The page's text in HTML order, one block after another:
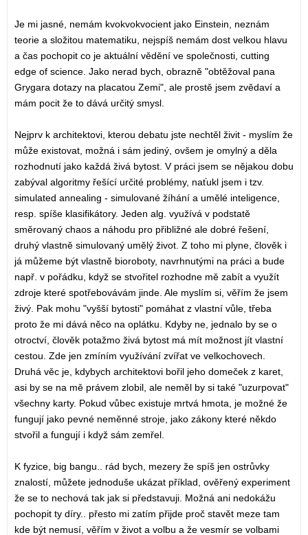
Je mi jasné, nemám kvokvokvocient jako Einstein, neznám
teorie a složitou matematiku, nejspíš nemám dost velkou hlavu
a čas pochopit co je aktuální vědění ve společnosti, cutting
edge of science. Jako nerad bych, obrazně "obtěžoval pana
Grygara dotazy na placatou Zemi", ale prostě jsem zvědaví a
mám pocit že to dává určitý smysl.
Nejprv k architektovi, kterou debatu jste nechtěl živit - myslím že
může existovat, možná i sám jediný, ovšem je omylný a děla
rozhodnutí jako každá živá bytost. V práci jsem se nějakou dobu
zabýval algoritmy řešící určité problémy, naťukl jsem i tzv.
simulated annealing - simulované žíhání a umělé inteligence,
resp. spíše klasifikátory. Jeden alg. využívá v podstatě
směrovaný chaos a náhodu pro přibližné ale dobré řešení,
druhý vlastně simulovaný umělý život. Z toho mi plyne, člověk i
já můžeme být vlastně bioroboty, navrhnutými na práci a bude
např. v pořádku, když se stvořitel rozhodne mě zabít a využít
zdroje které spotřebovávám jinde. Ale myslím si, věřím že jsem
živý. Pak mohu "vyšší bytosti" pomáhat z vlastní vůle, třeba
proto že mi dává něco na oplátku. Kdyby ne, jednalo by se o
otroctví, člověk potažmo živá bytost má mít možnost jít vlastní
cestou. Zde jen zmíním využívání zvířat ve velkochovech.
Druhá věc je, kdybych architektovi bořil jeho domeček z karet,
asi by se na mě právem zlobil, ale neměl by si také "uzurpovat"
všechny karty. Pokud vůbec existuje mrtvá hmota, je možné že
fungují jako pevné neměnné stroje, jako zákony které někdo
stvořil a fungují i když sám zemřel.
K fyzice, big bangu.. rád bych, mezery že spíš jen ostrůvky
znalostí, můžete jednoduše ukázat příklad, ověřený experiment
že se to nechová tak jak si představuji. Možná ani nedokážu
pochopit ty díry.. přesto mi zatím přijde proč stavět meze tam
kde být nemusí, věřím v život a volbu a že vesmír se volbami